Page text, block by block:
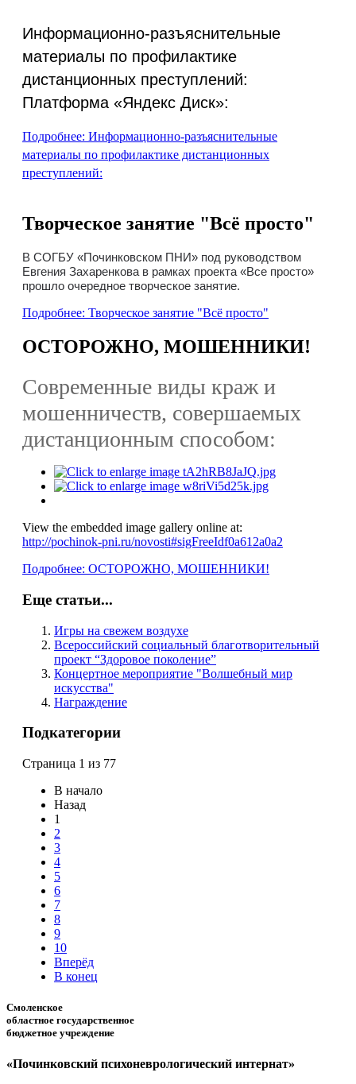
Информационно-разъяснительные
материалы по профилактике
дистанционных преступлений:
Платформа «Яндекс Диск»:
Подробнее: Информационно-разъяснительные
материалы по профилактике дистанционных
преступлений:
Творческое занятие "Всё просто"
В СОГБУ «Починковском ПНИ» под руководством
Евгения Захаренкова в рамках проекта «Все просто»
прошло очередное творческое занятие.
Подробнее: Творческое занятие "Всё просто"
ОСТОРОЖНО, МОШЕННИКИ!
Современные виды краж и
мошенничеств, совершаемых
дистанционным способом:
View the embedded image gallery online at:
http://pochinok-pni.ru/novosti#sigFreeIdf0a612a0a2
Подробнее: ОСТОРОЖНО, МОШЕННИКИ!
Еще статьи...
Игры на свежем воздухе
Всероссийский социальный благотворительный
проект “Здоровое поколение”
Концертное мероприятие "Волшебный мир
искусства"
Награждение
Подкатегории
Страница 1 из 77
В начало
Назад
1
2
3
4
5
6
7
8
9
10
Вперёд
В конец
Смоленское
областное государственное
бюджетное учреждение
«Починковский психоневрологический интернат»